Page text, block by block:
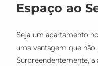
Espaço ao
Seja um apartamento
uma vantagem que
Surpreendentemente,